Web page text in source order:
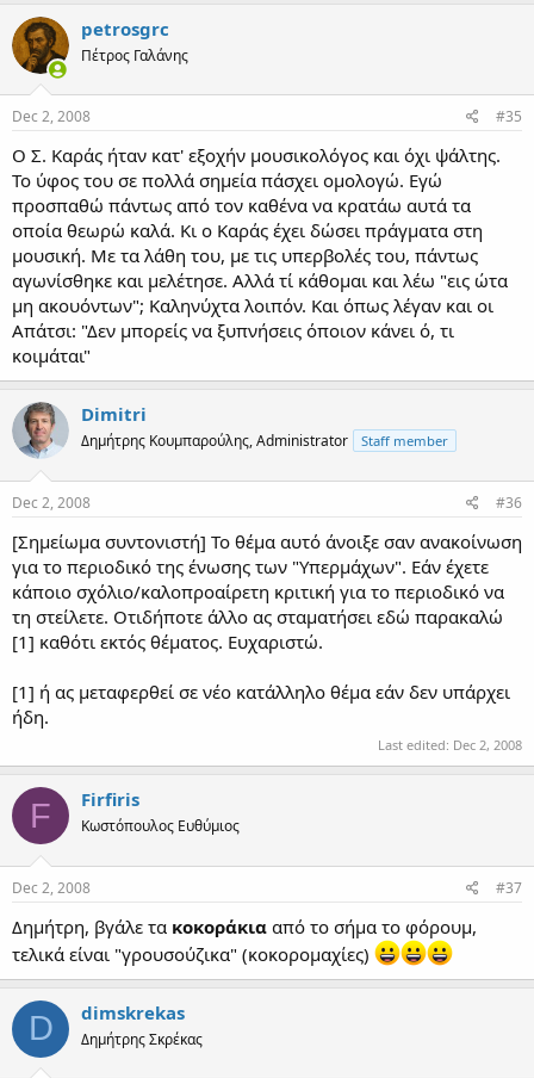
petrosgrc
Πέτρος Γαλάνης
Dec 2, 2008 #35
Ο Σ. Καράς ήταν κατ' εξοχήν μουσικολόγος και όχι ψάλτης.
Το ύφος του σε πολλά σημεία πάσχει ομολογώ. Εγώ
προσπαθώ πάντως από τον καθένα να κρατάω αυτά τα
οποία θεωρώ καλά. Κι ο Καράς έχει δώσει πράγματα στη
μουσική. Με τα λάθη του, με τις υπερβολές του, πάντως
αγωνίσθηκε και μελέτησε. Αλλά τί κάθομαι και λέω "εις ώτα
μη ακουόντων"; Καληνύχτα λοιπόν. Και όπως λέγαν και οι
Απάτσι: "Δεν μπορείς να ξυπνήσεις όποιον κάνει ό, τι
κοιμάται"
Dimitri
Δημήτρης Κουμπαρούλης, Administrator Staff member
Dec 2, 2008 #36
[Σημείωμα συντονιστή] Το θέμα αυτό άνοιξε σαν ανακοίνωση
για το περιοδικό της ένωσης των "Υπερμάχων". Εάν έχετε
κάποιο σχόλιο/καλοπροαίρετη κριτική για το περιοδικό να
τη στείλετε. Οτιδήποτε άλλο ας σταματήσει εδώ παρακαλώ
[1] καθότι εκτός θέματος. Ευχαριστώ.
[1] ή ας μεταφερθεί σε νέο κατάλληλο θέμα εάν δεν υπάρχει
ήδη.
Last edited: Dec 2, 2008
F Firfiris
Κωστόπουλος Ευθύμιος
Dec 2, 2008 #37
Δημήτρη, βγάλε τα κοκοράκια από το σήμα το φόρουμ,
τελικά είναι "γρουσούζικα" (κοκορομαχίες)
D dimskrekas
Δημήτρης Σκρέκας